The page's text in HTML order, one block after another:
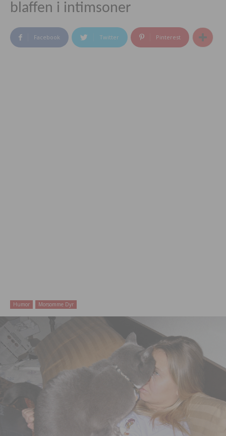
blaffen i intimsoner
Facebook Twitter Pinterest
Humor Morsomme Dyr